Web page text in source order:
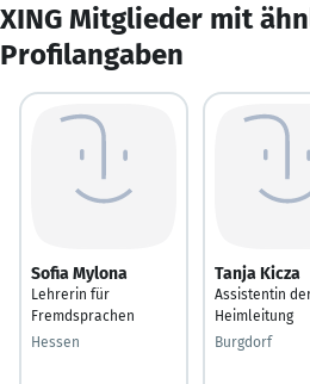
XING Mitglieder mit
Profilangaben
Sofia Mylona
Lehrerin für
Fremdsprachen
Hessen
Tanja Kicza
Assistentin
Heimleitung
Burgdorf